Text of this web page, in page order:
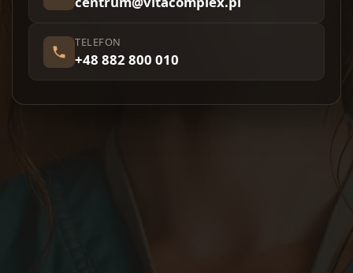
TELEFON
+48 882 800 010